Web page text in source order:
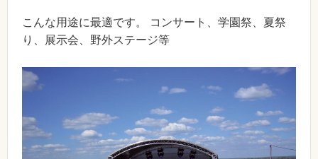
こんな用途に最適です。 コンサート、学園祭、夏祭
り、展示会、野外ステージ等